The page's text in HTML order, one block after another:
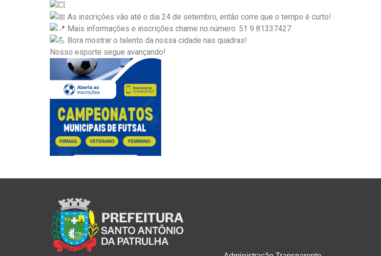
As inscrições vão até o dia 24 de setembro, então corre que o tempo é curto!
Mais informações e inscrições chame no número: 51 9 81337427.
Bora mostrar o talento da nossa cidade nas quadras!
Nosso esporte segue avançando!